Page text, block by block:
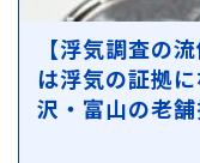
【浮気調査の
は浮気の証拠
沢・富山の老